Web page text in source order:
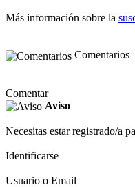
Más información sobre la
Comentarios
Comentar
Aviso
Necesitas estar registrado/a
Identificarse
Usuario o Email